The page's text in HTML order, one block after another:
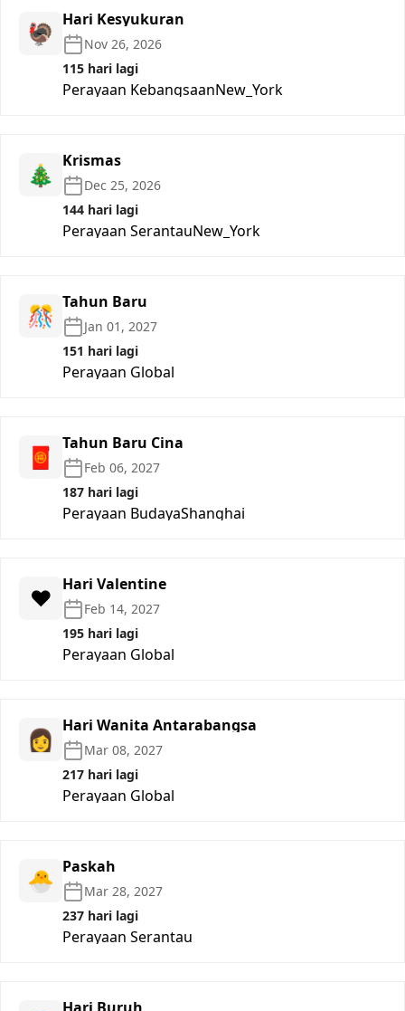
🦃 Hari Kesyukuran
Nov 26, 2026
115 hari lagi
Perayaan KebangsaanNew_York
🎄 Krismas
Dec 25, 2026
144 hari lagi
Perayaan SerantauNew_York
🎊 Tahun Baru
Jan 01, 2027
151 hari lagi
Perayaan Global
🧧 Tahun Baru Cina
Feb 06, 2027
187 hari lagi
Perayaan BudayaShanghai
❤️ Hari Valentine
Feb 14, 2027
195 hari lagi
Perayaan Global
👩 Hari Wanita Antarabangsa
Mar 08, 2027
217 hari lagi
Perayaan Global
🐣 Paskah
Mar 28, 2027
237 hari lagi
Perayaan Serantau